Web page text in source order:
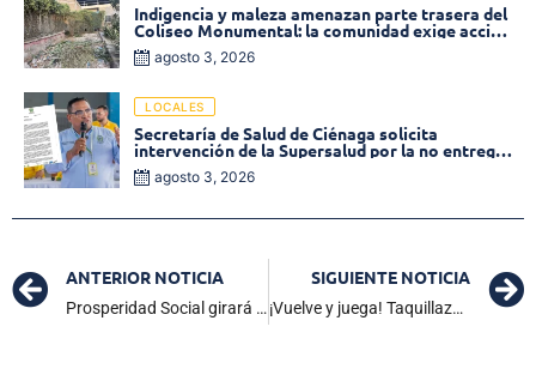
Indigencia y maleza amenazan parte trasera del
Coliseo Monumental: la comunidad exige acción
inmediata!
agosto 3, 2026
LOCALES
Secretaría de Salud de Ciénaga solicita
intervención de la Supersalud por la no entrega
de medicamentos en las EPS
agosto 3, 2026
ANTERIOR NOTICIA
Prosperidad Social girará 2.1 billones de pesos para beneficiar a más de 9 millones de colombianos
SIGUIENTE NOTICIA
¡Vuelve y juega! Taquillazo en Bancolombia ubicado en el sector de la Estación de Ciénaga